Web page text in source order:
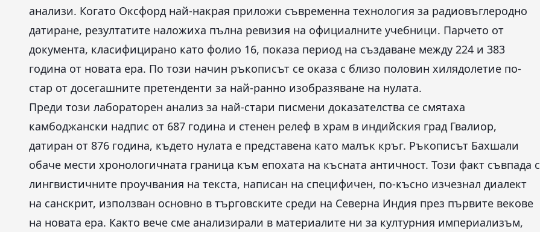
анализи. Когато Оксфорд най-накрая приложи съвременна технология за радиовъглеродно
датиране, резултатите наложиха пълна ревизия на официалните учебници. Парчето от
документа, класифицирано като фолио 16, показа период на създаване между 224 и 383
година от новата ера. По този начин ръкописът се оказа с близо половин хилядолетие по-
стар от досегашните претенденти за най-ранно изобразяване на нулата.
Преди този лабораторен анализ за най-стари писмени доказателства се смятаха
камбоджански надпис от 687 година и стенен релеф в храм в индийския град Гвалиор,
датиран от 876 година, където нулата е представена като малък кръг. Ръкописът Бахшали
обаче мести хронологичната граница към епохата на късната античност. Този факт съвпада с
лингвистичните проучвания на текста, написан на специфичен, по-късно изчезнал диалект
на санскрит, използван основно в търговските среди на Северна Индия през първите векове
на новата ера. Както вече сме анализирали в материалите ни за културния империализъм,